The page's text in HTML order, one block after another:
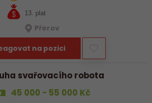
13. plat
Přerov
na pozici
svařovacího robota
45 000 - 55 000 Kč